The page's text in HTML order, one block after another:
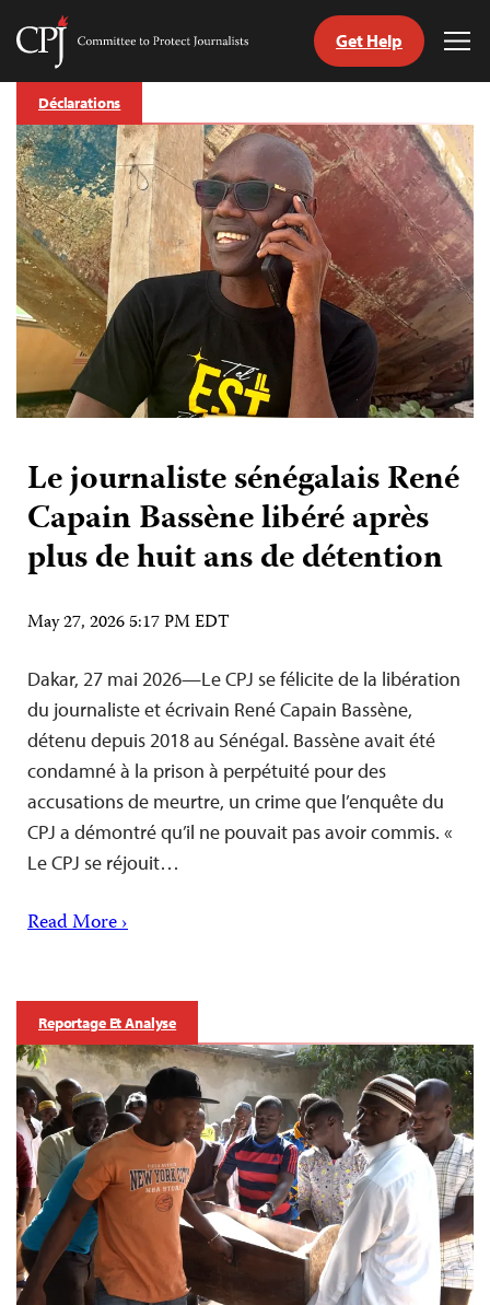
Skip
content
Committee
Journalists
Get Help
Déclarations
Le journaliste sénégalais René
Capain Bassène libéré après
plus de huit ans de détention
May 27, 2026 5:17 PM EDT
Dakar, 27 mai 2026—Le CPJ se félicite de la libération
du journaliste et écrivain René Capain Bassène,
détenu depuis 2018 au Sénégal. Bassène avait été
condamné à la prison à perpétuité pour des
accusations de meurtre, un crime que l’enquête du
CPJ a démontré qu’il ne pouvait pas avoir commis. «
Le CPJ se réjouit…
Read More ›
Reportage Et Analyse